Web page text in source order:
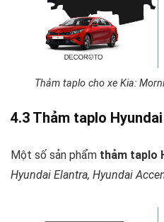
Thảm taplo cho xe Kia:
4.3 Thảm taplo Hyundai
Một số sản phẩm thảm taplo
Hyundai Elantra, Hyundai